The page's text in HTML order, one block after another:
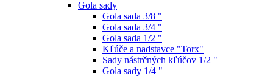
Gola sady
Gola sada 3/8 "
Gola sada 3/4 "
Gola sada 1/2 "
Kľúče a nadstavce "Torx"
Sady nástrčných kľúčov 1/2 "
Gola sady 1/4 "